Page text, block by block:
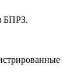
БПРЗ.